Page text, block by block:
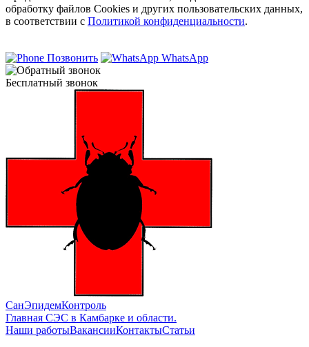
обработку файлов Cookies и других пользовательских данных,
в соответствии с Политикой конфиденциальности.
Позвонить WhatsApp
Бесплатный звонок
СанЭпидемКонтроль
Главная СЭС в Камбарке и области.
Наши работыВакансииКонтактыСтатьи